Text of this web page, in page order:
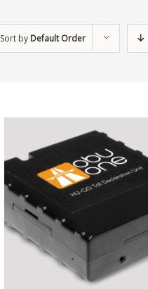
Sort by Default Order